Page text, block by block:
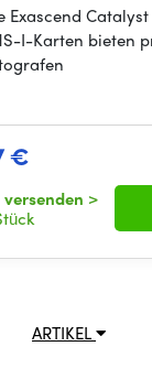
Exascend Catalyst
I-Karten bieten
€
versenden >
ARTIKEL